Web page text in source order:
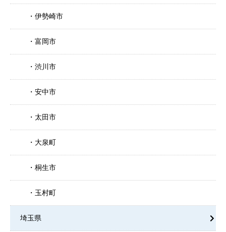
伊勢崎市
富岡市
渋川市
安中市
太田市
大泉町
桐生市
玉村町
埼玉県